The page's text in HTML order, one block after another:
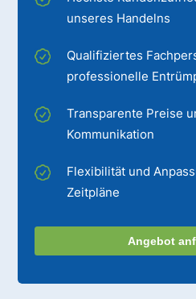
unseres Handelns
Qualifiziertes
professionelle
Transparente Preise
Kommunikation
Flexibilität und
Zeitpläne
Angebot